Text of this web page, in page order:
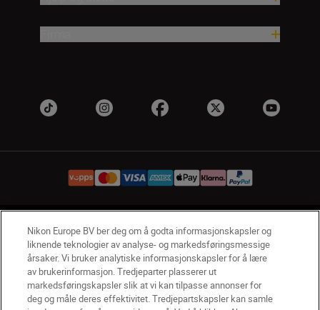
NO Nikon Sites
Kontakt oss Personvernerklæring
Bruksvilkår
Vilkår og betingelser for Nikon Store
Erklæring Om Informasjonskapsler
Tilgjengelighet
Innstillinger for informasjonskapsler
Nikon Europe BV ber deg om å godta informasjonskapsler og
liknende teknologier av analyse- og markedsføringsmessige
årsaker. Vi bruker analytiske informasjonskapsler for å lære
av brukerinformasjon. Tredjeparter plasserer ut
markedsføringskapsler slik at vi kan tilpasse annonser for
deg og måle deres effektivitet. Tredjepartskapsler kan samle